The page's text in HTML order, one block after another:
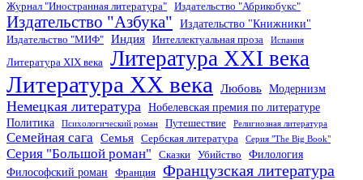
Журнал "Иностранная литература"
Издательство "Абрикобукс"
Издательство "Азбука" Издательство "Книжники"
Издательство "МИФ" Индия Интеллектуальная проза Испания
Литература XIX века Литература XXI века
Литература XX века Любовь Модернизм
Немецкая литература Нобелевская премия по литературе
Политика
Психологический роман Путешествие Религиозная литература
Семейная сага Семья Сербская литература Серия "The Big Book"
Серия "Большой роман" Сказки Убийство
Филология
Философский роман
Франция Французская литература